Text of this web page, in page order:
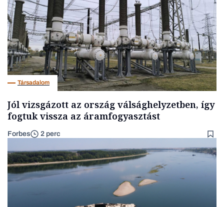
Társadalom
Jól vizsgázott az ország válsághelyzetben, így
fogtuk vissza az áramfogyasztást
Forbes 2 perc